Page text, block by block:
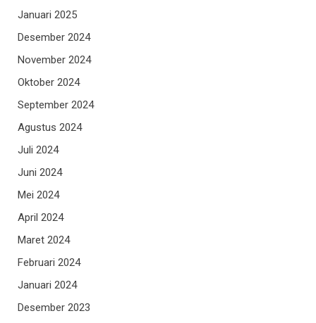
Januari 2025
Desember 2024
November 2024
Oktober 2024
September 2024
Agustus 2024
Juli 2024
Juni 2024
Mei 2024
April 2024
Maret 2024
Februari 2024
Januari 2024
Desember 2023